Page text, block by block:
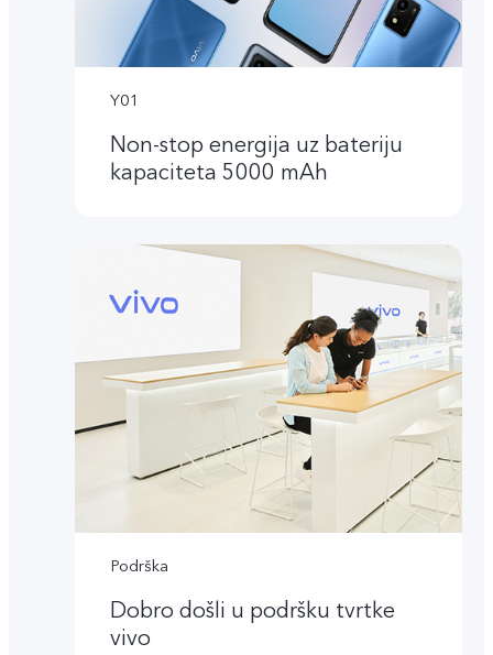
Y01
Non-stop energija uz bateriju
kapaciteta 5000 mAh
Podrška
Dobro došli u podršku tvrtke
vivo